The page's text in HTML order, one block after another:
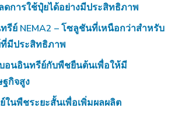
ดการใช้ปุ๋ยได้อย่างมีประสิทธิภาพ
ย์ NEMA2 – โซลูชันที่เหนือกว่าสำหรับ
มีประสิทธิภาพ
อนอินทรีย์กับพืชยืนต้นเพื่อให้มี
กิจสูง
นพืชระยะสั้นเพื่อเพิ่มผลผลิต